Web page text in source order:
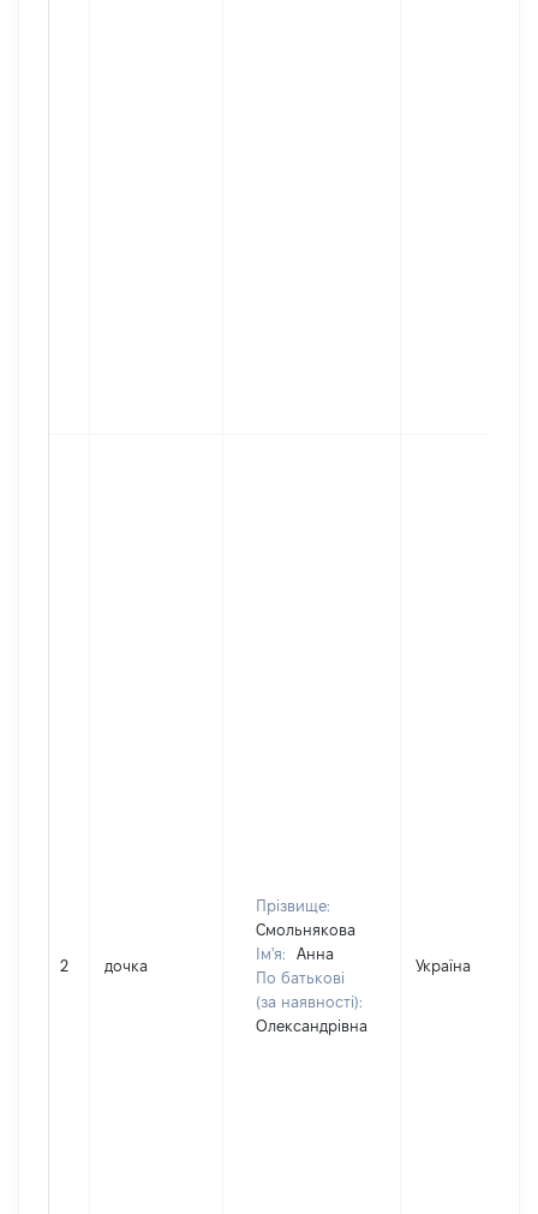
2 дочка
Прізвище:
Смольнякова
Ім'я:
Анна
По батькові
(за наявності):
Олександрівна
Україна